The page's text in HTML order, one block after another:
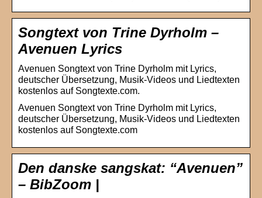
Songtext von Trine Dyrholm –
Avenuen Lyrics
Avenuen Songtext von Trine Dyrholm mit Lyrics,
deutscher Übersetzung, Musik-Videos und Liedtexten
kostenlos auf Songtexte.com.
Avenuen Songtext von Trine Dyrholm mit Lyrics,
deutscher Übersetzung, Musik-Videos und Liedtexten
kostenlos auf Songtexte.com
Den danske sangskat: “Avenuen”
– BibZoom |